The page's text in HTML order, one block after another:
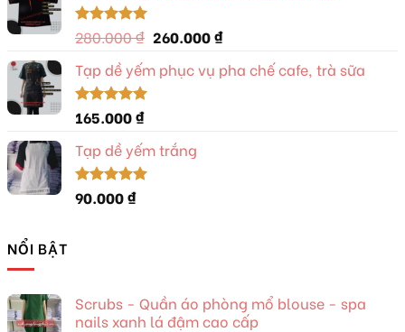
385.000 ₫.
Được xếp
5 sao
280.000₫ Giá
là:
260.000₫Giá
tại
Tạp dề yếm phục vụ pha chế cafe, trà sữa
Được xếp
hạng 5.00
5 sao
165.000₫
Tạp dề yếm trắng
Được xếp
hạng5.00
90.000₫
NỔI BẬT
Scrubs - Quần áo phòng mổ blouse - spa
nails xanh lá đậm cao cấp